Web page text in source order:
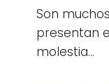
Son
presentan
molestia…